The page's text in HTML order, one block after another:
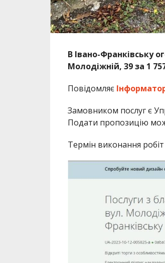
В Івано-Франківську
Молодіжній, 39 за 1
Повідомляє
Замовником послуг є
Подати пропозицію
Термін виконання